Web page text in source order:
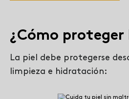
¿Cómo proteger
La piel debe protegerse
limpieza e hidratación: